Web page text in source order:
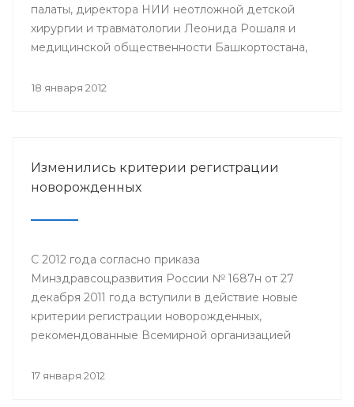
палаты, директора НИИ неотложной детской
хирургии и травматологии Леонида Рошаля и
медицинской общественности Башкортостана,
вопросов здравоохранения.
18 января 2012
Изменились критерии регистрации
новорожденных
С 2012 года согласно приказа
Минздравсоцразвития России № 1687н от 27
декабря 2011 года вступили в действие новые
критерии регистрации новорожденных,
рекомендованные Всемирной организацией
страны будут выхаживать младенцев с
17 января 2012